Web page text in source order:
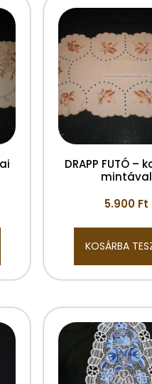
DRAPP FUTÓ –
mintával
5.900 Ft
KOSÁRBA